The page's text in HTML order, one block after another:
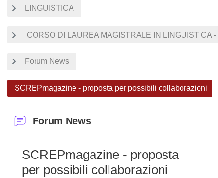
LINGUISTICA
CORSO DI LAUREA MAGISTRALE IN LINGUISTICA
Forum News
SCREPmagazine - proposta per possibili collaborazioni
Forum News
SCREPmagazine - proposta
per possibili collaborazioni